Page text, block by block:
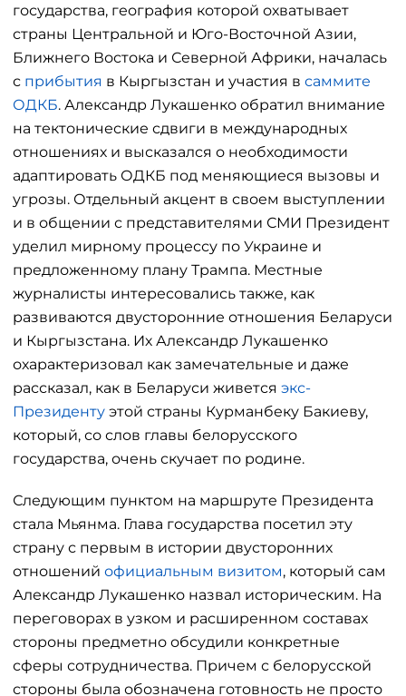
государства, география которой охватывает
страны Центральной и Юго-Восточной Азии,
Ближнего Востока и Северной Африки, началась
с прибытия в Кыргызстан и участия в саммите
ОДКБ. Александр Лукашенко обратил внимание
на тектонические сдвиги в международных
отношениях и высказался о необходимости
адаптировать ОДКБ под меняющиеся вызовы и
угрозы. Отдельный акцент в своем выступлении
и в общении с представителями СМИ Президент
уделил мирному процессу по Украине и
предложенному плану Трампа. Местные
журналисты интересовались также, как
развиваются двусторонние отношения Беларуси
и Кыргызстана. Их Александр Лукашенко
охарактеризовал как замечательные и даже
рассказал, как в Беларуси живется экс-
Президенту этой страны Курманбеку Бакиеву,
который, со слов главы белорусского
государства, очень скучает по родине.
Следующим пунктом на маршруте Президента
стала Мьянма. Глава государства посетил эту
страну с первым в истории двусторонних
отношений официальным визитом, который сам
Александр Лукашенко назвал историческим. На
переговорах в узком и расширенном составах
стороны предметно обсудили конкретные
сферы сотрудничества. Причем с белорусской
стороны была обозначена готовность не просто